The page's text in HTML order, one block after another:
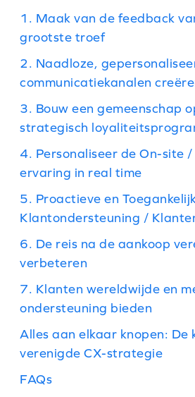
1. Maak van de feedback
grootste troef
2. Naadloze,
communicatiekanalen
3. Bouw een gemeenschap
strategisch
4. Personaliseer de On-site
ervaring in real time
5. Proactieve en
Klantondersteuning /
6. De reis na de aankoop
verbeteren
7. Klanten wereldwijde en
ondersteuning bieden
Alles aan elkaar knopen: De
verenigde CX-strategie
FAQs